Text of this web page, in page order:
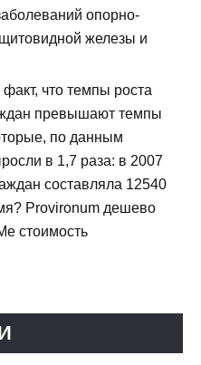
опорно-
железы и
что темпы роста
превышают темпы
по данным
в 1,7 раза: в 2007
составляла 12540
Provironum дешево
стоимость